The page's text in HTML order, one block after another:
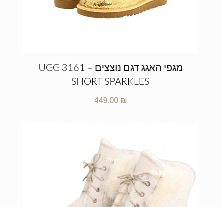
מגפי האגג דגם נוצצים – UGG 3161
SHORT SPARKLES
449.00 ₪